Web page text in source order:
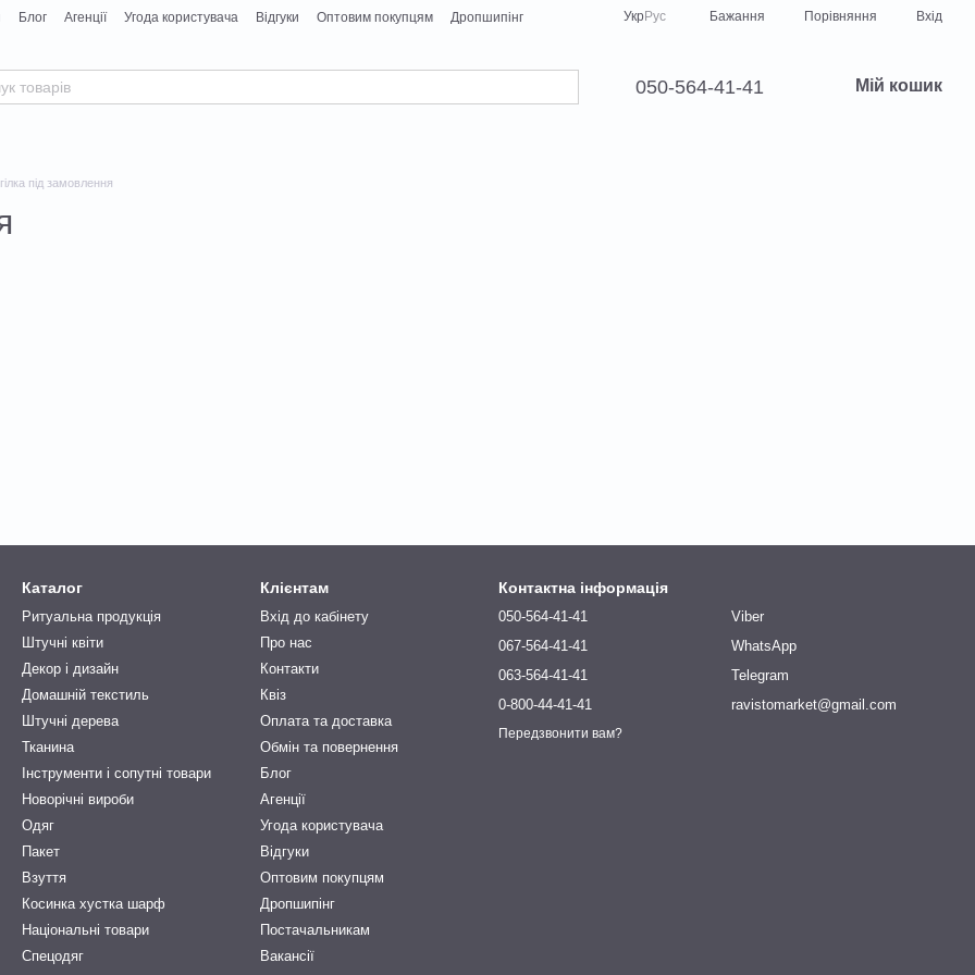
Блог Агенції Угода користувача Відгуки Оптовим покупцям
Дропшипінг
УкрРус Бажання Порівняння Вхід
050-564-41-41 Мій кошик
під замовлення
Каталог
Ритуальна продукція
Штучні квіти
Декор і дизайн
Домашній текстиль
Штучні дерева
Тканина
Інструменти і сопутні товари
Новорічні вироби
Одяг
Пакет
Взуття
Косинка хустка шарф
Національні товари
Спецодяг
Клієнтам
Вхід до кабінету
Про нас
Контакти
Квіз
Оплата та доставка
Обмін та повернення
Блог
Агенції
Угода користувача
Відгуки
Оптовим покупцям
Дропшипінг
Постачальникам
Вакансії
Контактна інформація
050-564-41-41
067-564-41-41
063-564-41-41
0-800-44-41-41
Передзвонити вам?
Viber
WhatsApp
Telegram
ravistomarket@gmail.com